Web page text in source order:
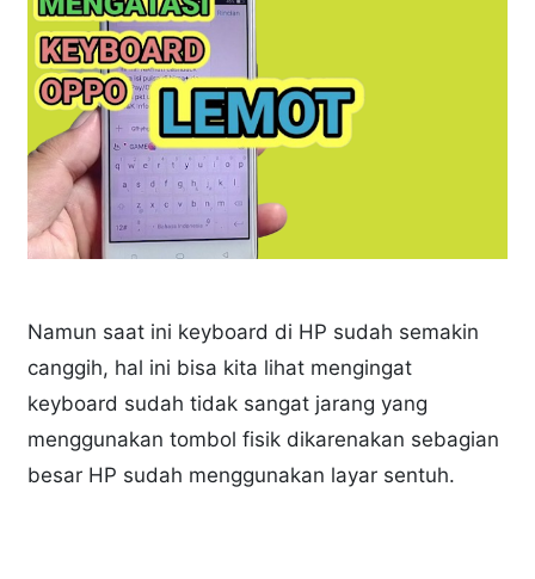
Namun saat ini keyboard di HP sudah semakin
canggih, hal ini bisa kita lihat mengingat
keyboard sudah tidak sangat jarang yang
menggunakan tombol fisik dikarenakan sebagian
besar HP sudah menggunakan layar sentuh.